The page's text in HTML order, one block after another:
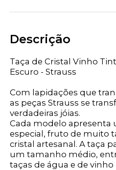
Descrição
Taça de Cristal Vinho
Escuro - Strauss
Com lapidações que
as peças Strauss se
verdadeiras jóias.
Cada modelo apresenta
especial, fruto de muito
cristal artesanal. A taça
um tamanho médio,
taças de água e de vinho